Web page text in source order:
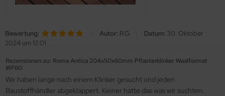
Bewertung: Autor: R.G. Datum: 30. Oktober
2024 um 12:01
Rezensionen zu: Roma Antica 204x50x60mm Pflasterklinker Waalformat
WF60
Wir haben lange nach einem Klinker gesucht und jeden
Baustoffhändler abgeklappert. Keiner hatte das was wir suchten.